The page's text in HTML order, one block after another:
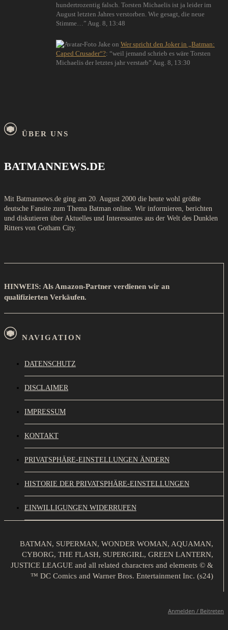
hundertrozentig falsch. Torsten Michaelis ist ja leider im
August letzten Jahres verstorben. Wie gesagt, die neue
Stimme… ” Aug. 8, 13:48
Jake on Wer spricht den Joker in „Batman:
Caped Crusader“?: “weil jemand schrieb es wäre Torsten
Michaelis der letztes jahr verstarb” Aug. 8, 13:30
ÜBER UNS
BATMANNEWS.DE
Mit Batmannews.de ging am 20. August 2000 die heute wohl größte
deutsche Fansite zum Thema Batman online. Wir informieren, berichten
und diskutieren über Aktuelles und Interessantes aus der Welt des Dunklen
Ritters von Gotham City.
HINWEIS: Als Amazon-Partner verdienen wir an
qualifizierten Verkäufen.
NAVIGATION
DATENSCHUTZ
DISCLAIMER
IMPRESSUM
KONTAKT
PRIVATSPHÄRE-EINSTELLUNGEN ÄNDERN
HISTORIE DER PRIVATSPHÄRE-EINSTELLUNGEN
EINWILLIGUNGEN WIDERRUFEN
BATMAN, SUPERMAN, WONDER WOMAN, AQUAMAN,
CYBORG, THE FLASH, SUPERGIRL, GREEN LANTERN,
JUSTICE LEAGUE and all related characters and elements © &
™ DC Comics and Warner Bros. Entertainment Inc. (s24)
Anmelden / Beitreten